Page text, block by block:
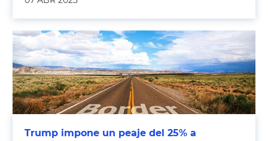
Trump impone un peaje del 25% a